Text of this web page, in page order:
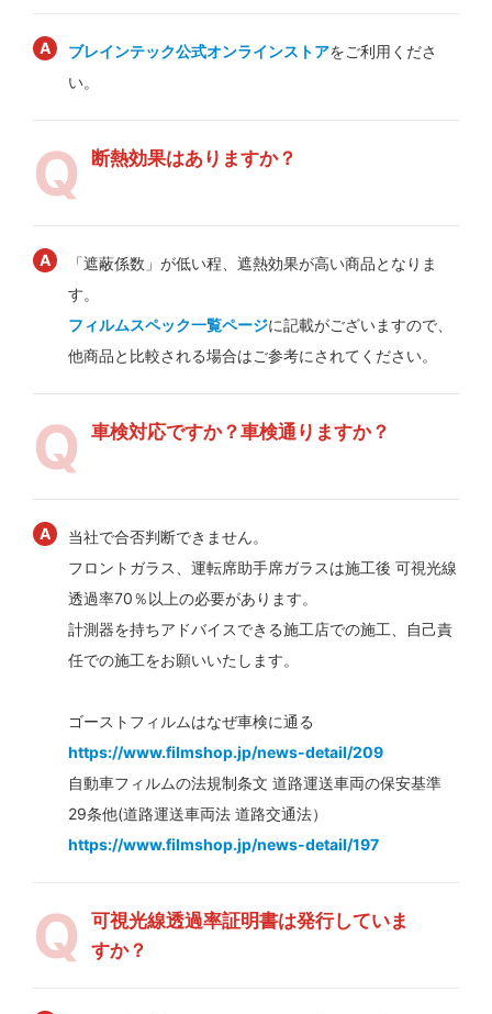
ブレインテック公式オンラインストアをご利用くださ
い。
断熱効果はありますか？
「遮蔽係数」が低い程、遮熱効果が高い商品となりま
す。
フィルムスペック一覧ページに記載がございますので、
他商品と比較される場合はご参考にされてください。
車検対応ですか？車検通りますか？
当社で合否判断できません。
フロントガラス、運転席助手席ガラスは施工後 可視光線
透過率70％以上の必要があります。
計測器を持ちアドバイスできる施工店での施工、自己責
任での施工をお願いいたします。
ゴーストフィルムはなぜ車検に通る
https://www.filmshop.jp/news-detail/209
自動車フィルムの法規制条文 道路運送車両の保安基準
29条他(道路運送車両法 道路交通法）
https://www.filmshop.jp/news-detail/197
可視光線透過率証明書は発行していま
すか？